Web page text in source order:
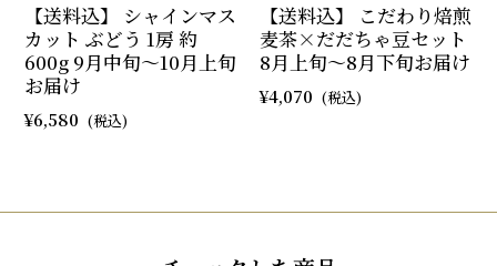
【送料込】 シャインマス
カット ぶどう 1房 約
600g 9月中旬～10月上旬
お届け
6,580
【送料込】 こだわり焙煎
麦茶×だだちゃ豆セット
8月上旬～8月下旬お届け
4,070